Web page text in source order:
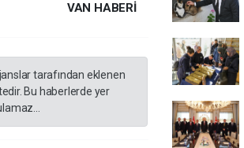
VAN HABERİ
tarafından eklenen
Bu haberlerde yer